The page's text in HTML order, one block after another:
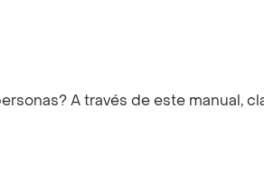
A través de este manual,